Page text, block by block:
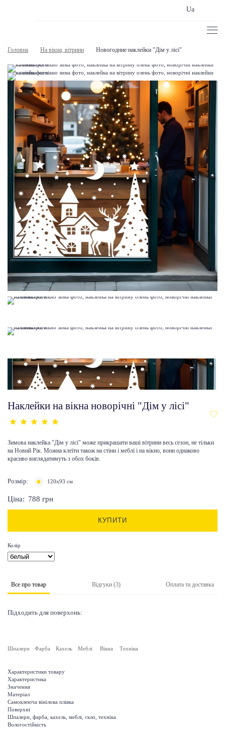
Ua
Головна На вікна, вітрини Новогодние наклейки "Дім у лісі"
Наклейки на вікна новорічні "Дім у лісі"
Зимова наклейка "Дім у лісі" може прикрашати ваші вітрини весь сезон, не тільки
на Новий Рік. Можна клеїти також на стіни і меблі і на вікно, вони однаково
красиво виглядатимуть з обох боків.
Розмір: 120х93 см
Ціна: 788 грн
КУПИТИ
Колір
Все про товар Відгуки (3) Оплата та доставка
Підходить для поверхонь:
Шпалери Фарба Кахель Меблі Вікна Техніка
Характеристики товару
Характеристика
Значення
Матеріал
Самоклеюча вінілова плівка
Поверхні
Шпалери, фарба, кахель, меблі, скло, техніка
Вологостійкість